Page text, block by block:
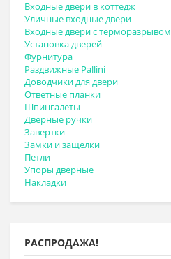
Входные двери в коттедж
Уличные входные двери
Входные двери с терморазрывом
Установка дверей
Фурнитура
Раздвижные Pallini
Доводчики для двери
Ответные планки
Шпингалеты
Дверные ручки
Завертки
Замки и защелки
Петли
Упоры дверные
Накладки
РАСПРОДАЖА!